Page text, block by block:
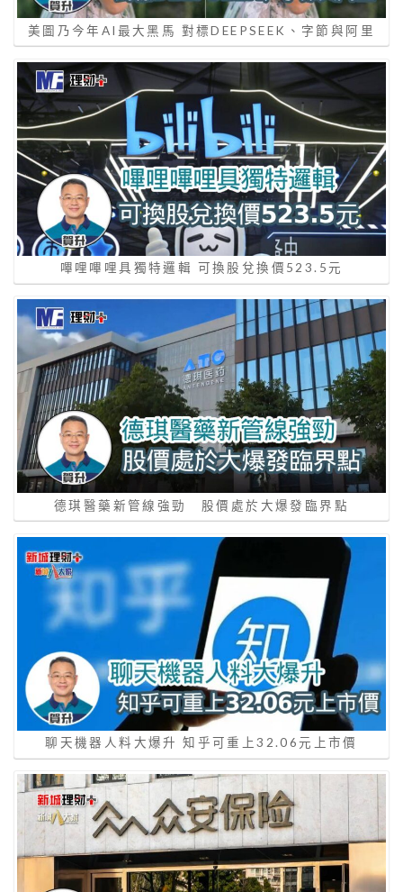
美圖乃今年AI最大黑馬 對標DEEPSEEK、字節與阿里
嗶哩嗶哩具獨特邏輯 可換股兌換價523.5元
德琪醫藥新管線強勁 股價處於大爆發臨界點
聊天機器人料大爆升 知乎可重上32.06元上市價